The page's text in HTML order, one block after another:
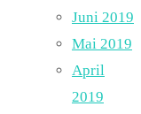
Juni 2019
Mai 2019
April
2019